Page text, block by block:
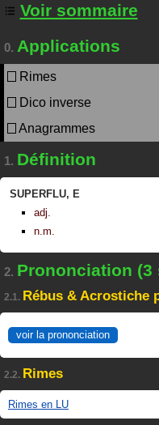
Voir sommaire
0. Applications
Rimes
Dico inverse
Anagrammes
1. Définition
SUPERFLU, E
adj.
n.m.
2. Prononciation (3
2.1. Rébus & Acrostiche
voir la prononciation
2.2. Rimes
Rimes en LU